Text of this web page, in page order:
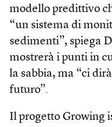
modello predittivo
“un sistema di
sedimenti”, spiega
mostrerà i punti in
la sabbia, ma “ci
futuro”.
Il progetto Growing